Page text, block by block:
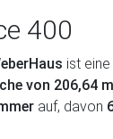
400
ist eine
von 206,64
auf, davon